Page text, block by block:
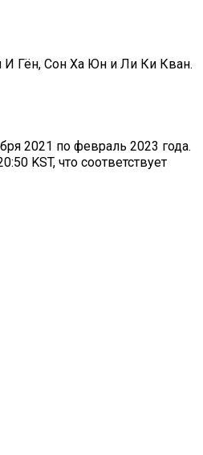
И Гён, Сон Ха Юн и Ли Ки Кван.
2021 по февраль 2023 года.
KST, что соответствует